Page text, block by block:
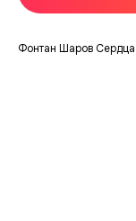
Фонтан Шаров Сердца